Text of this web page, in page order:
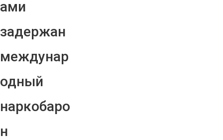
ами
задержан
междунар
одный
наркобаро
н